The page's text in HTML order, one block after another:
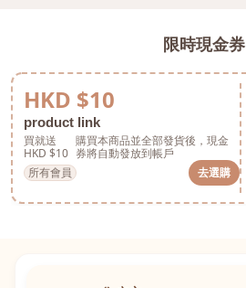
限時現金券
HKD $10
product link
買就送
HKD $10
購買本商品並全部發貨後，現金
券將自動發放到帳戶
所有會員
去選購